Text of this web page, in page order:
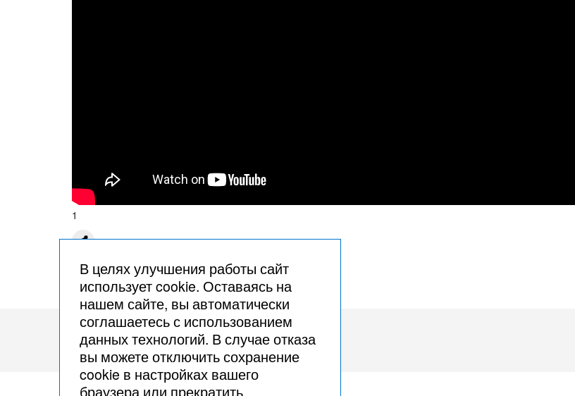
1
© Сергей Гольцов, 2002 – 2026
В целях улучшения работы сайт
использует cookie. Оставаясь на
нашем сайте, вы автоматически
соглашаетесь с использованием
данных технологий. В случае отказа
вы можете отключить сохранение
cookie в настройках вашего
браузера или прекратить